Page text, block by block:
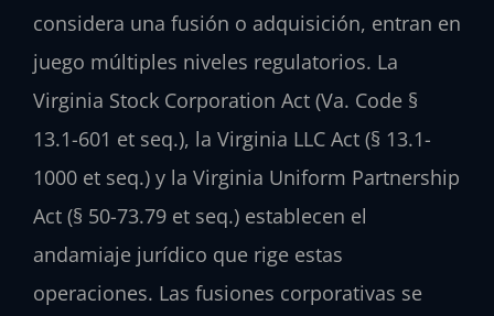
considera una fusión o adquisición, entran en
juego múltiples niveles regulatorios. La
Virginia Stock Corporation Act (Va. Code §
13.1-601 et seq.), la Virginia LLC Act (§ 13.1-
1000 et seq.) y la Virginia Uniform Partnership
Act (§ 50-73.79 et seq.) establecen el
andamiaje jurídico que rige estas
operaciones. Las fusiones corporativas se